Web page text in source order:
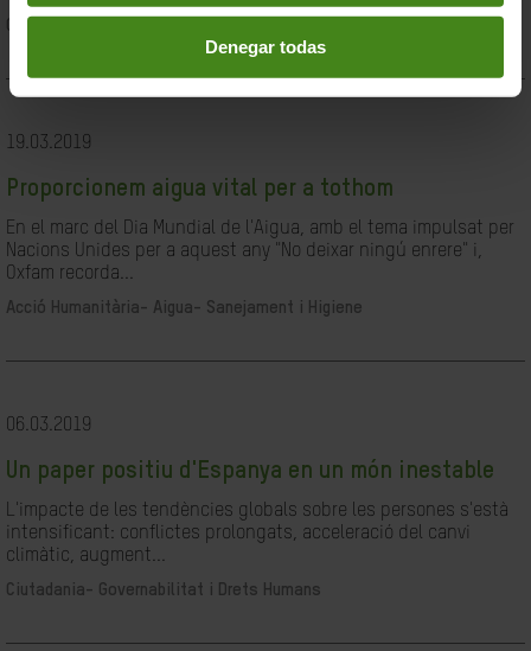
Denegar todas
Ciutadania- Governabilitat i Drets Humans
19.03.2019
Proporcionem aigua vital per a tothom
En el marc del Dia Mundial de l'Aigua, amb el tema impulsat per
Nacions Unides per a aquest any "No deixar ningú enrere" i,
Oxfam recorda...
Acció Humanitària- Aigua- Sanejament i Higiene
06.03.2019
Un paper positiu d'Espanya en un món inestable
L'impacte de les tendències globals sobre les persones s'està
intensificant: conflictes prolongats, acceleració del canvi
climàtic, augment...
Ciutadania- Governabilitat i Drets Humans